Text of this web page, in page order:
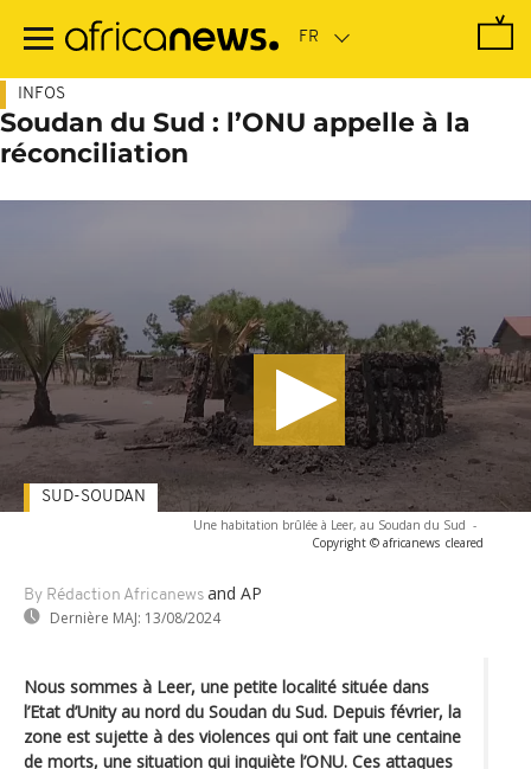
contenu
INFOS
Soudan du Sud : l’ONU appelle à la
réconciliation
Une habitation brûlée à Leer, au Soudan du Sud -
Copyright © africanews cleared
By Rédaction Africanews and AP
Dernière MAJ: 13/08/2024
SUD-SOUDAN
Nous sommes à Leer, une petite localité située dans
l’Etat d’Unity au nord du Soudan du Sud. Depuis février, la
zone est sujette à des violences qui ont fait une centaine
de morts, une situation qui inquiète l’ONU. Ces attaques